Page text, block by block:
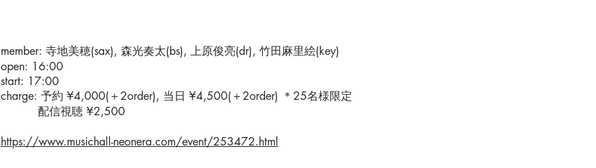
member: 寺地美穂(sax), 森光奏太(bs), 上原俊亮(dr), 竹田麻里絵(key)
open: 16:00
start: 17:00
charge: 予約 ¥4,000(＋2order), 当日 ¥4,500(＋2order) ＊25名様限定
配信​視聴 ¥2,500
https://www.musichall-neonera.com/event/253472.html